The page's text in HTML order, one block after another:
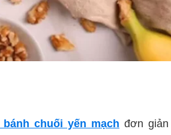
bánh chuối yến mạch đơn